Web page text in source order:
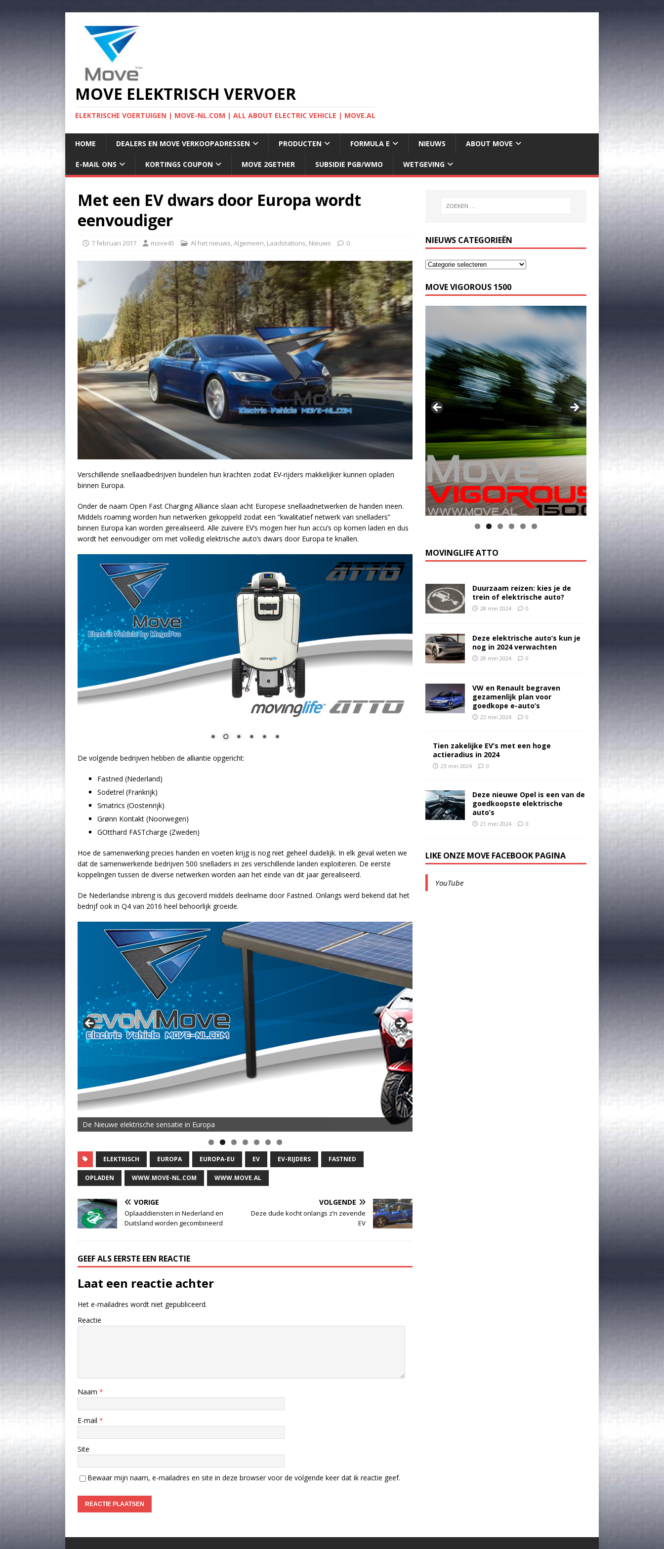
MOVE ELEKTRISCH VERVOER
ELEKTRISCHE VOERTUIGEN | MOVE-NL.COM | ALL ABOUT ELECTRIC VEHICLE | MOVE.AL
HOME DEALERS EN MOVE VERKOOPADRESSEN PRODUCTEN FORMULA E NIEUWS ABOUT MOVE
E-MAIL ONS KORTINGS COUPON MOVE 2GETHER SUBSIDIE PGB/WMO WETGEVING
Met een EV dwars door Europa wordt
eenvoudiger
7 februari 2017 move45 Al het nieuws,Algemeen, Laadstations, Nieuws 0
Verschillende snellaadbedrijven bundelen hun krachten zodat EV-rijders makkelijker kunnen opladen
binnen Europa.
Onder de naam Open Fast Charging Alliance slaan acht Europese snellaadnetwerken de handen ineen.
Middels roaming worden hun netwerken gekoppeld zodat een “kwalitatief netwerk van snelladers”
binnen Europa kan worden gerealiseerd. Alle zuivere EV’s mogen hier hun accu’s op komen laden en dus
wordt het eenvoudiger om met volledig elektrische auto’s dwars door Europa te knallen.
De volgende bedrijven hebben de alliantie opgericht:
Fastned (Nederland)
Sodetrel (Frankrijk)
Smatrics (Oostenrijk)
Grønn Kontakt (Noorwegen)
GOtthard FASTcharge (Zweden)
Hoe de samenwerking precies handen en voeten krijg is nog niet geheel duidelijk. In elk geval weten we
dat de samenwerkende bedrijven 500 snelladers in zes verschillende landen exploiteren. De eerste
koppelingen tussen de diverse netwerken worden aan het einde van dit jaar gerealiseerd.
De Nederlandse inbreng is dus gecoverd middels deelname door Fastned. Onlangs werd bekend dat het
bedrijf ook in Q4 van 2016 heel behoorlijk groeide.
De Nieuwe elektrische sensatie in Europa
ELEKTRISCH EUROPA EUROPA-EU EV EV-RIJDERS FASTNED
OPLADEN WWW.MOVE-NL.COM WWW.MOVE.AL
VORIGE
Oplaaddiensten in Nederland en
Duitsland worden gecombineerd
VOLGENDE
Deze dude kocht onlangs z’n zevende
EV
GEEF ALS EERSTE EEN REACTIE
Laat een reactie achter
Het e-mailadres wordt niet gepubliceerd.
Reactie
Naam *
E-mail *
Site
Bewaar mijn naam, e-mailadres en site in deze browser voor de volgende keer dat ik reactie geef.
NIEUWS CATEGORIEËN
MOVE VIGOROUS 1500
MOVINGLIFE ATTO
Duurzaam reizen: kies je de
trein of elektrische auto?
28 mei 2024 0
Deze elektrische auto’s kun je
nog in 2024 verwachten
28 mei 2024 0
VW en Renault begraven
gezamenlijk plan voor
goedkope e-auto’s
23 mei 2024 0
Tien zakelijke EV’s met een hoge
actieradius in 2024
23 mei 2024 0
Deze nieuwe Opel is een van de
goedkoopste elektrische
auto’s
21 mei 2024 0
LIKE ONZE MOVE FACEBOOK PAGINA
YouTube